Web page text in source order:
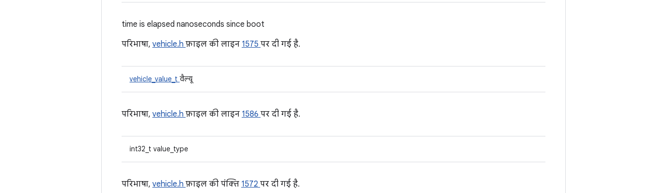
time is elapsed nanoseconds since boot
परिभाषा, vehicle.h फ़ाइल की लाइन 1575 पर दी गई है.
vehicle_value_t वैल्यू
परिभाषा, vehicle.h फ़ाइल की लाइन 1586 पर दी गई है.
int32_t value_type
परिभाषा, vehicle.h फ़ाइल की पंक्ति 1572 पर दी गई है.